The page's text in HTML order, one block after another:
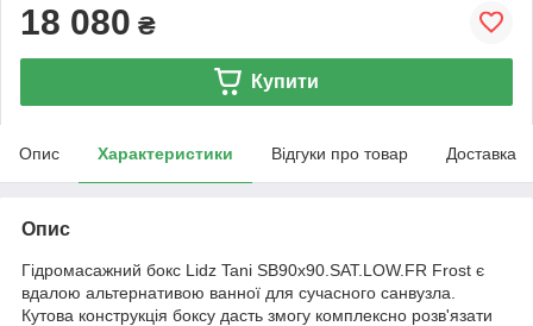
18 080 ₴
Купити
Опис Характеристики Відгуки про товар Доставка
Опис
Гідромасажний бокс Lidz Tani SB90x90.SAT.LOW.FR Frost є
вдалою альтернативою ванної для сучасного санвузла.
Кутова конструкція боксу дасть змогу комплексно розв'язати